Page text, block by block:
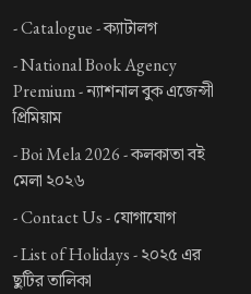
-Catalogue -ক্যাটালগ
-National Book Agency
Premium -ন্যাশনাল বুক এজেন্সী
প্রিমিয়াম
-Boi Mela 2026 -কলকাতা বই
মেলা ২০২৬
-Contact Us -যোগাযোগ
-List of Holidays -২০২৫ এর
ছুটির তালিকা